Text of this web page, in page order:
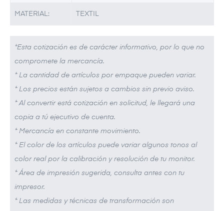
MATERIAL: TEXTIL
*Esta cotización es de carácter informativo, por lo que no
compromete la mercancía.
* La cantidad de artículos por empaque pueden variar.
* Los precios están sujetos a cambios sin previo aviso.
* Al convertir está cotización en solicitud, le llegará una
copia a tú ejecutivo de cuenta.
* Mercancía en constante movimiento.
* El color de los artículos puede variar algunos tonos al
color real por la calibración y resolución de tu monitor.
* Área de impresión sugerida, consulta antes con tu
impresor.
* Las medidas y técnicas de transformación son